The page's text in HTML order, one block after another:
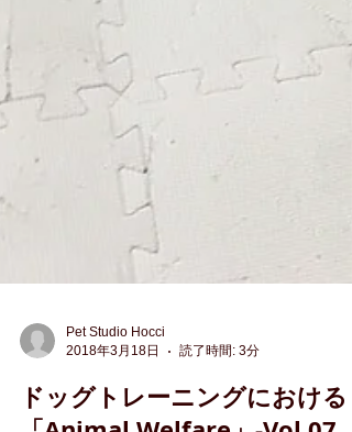
Pet Studio Hocci
2018年3月18日
読了時間: 3分